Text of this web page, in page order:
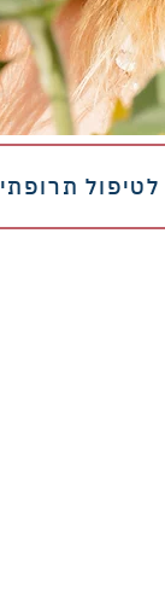
תרופתי